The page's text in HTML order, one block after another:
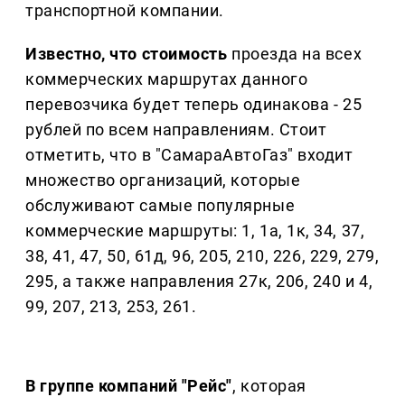
транспортной компании.
Известно, что стоимость проезда на всех
коммерческих маршрутах данного
перевозчика будет теперь одинакова - 25
рублей по всем направлениям. Стоит
отметить, что в "СамараАвтоГаз" входит
множество организаций, которые
обслуживают самые популярные
коммерческие маршруты: 1, 1а, 1к, 34, 37,
38, 41, 47, 50, 61д, 96, 205, 210, 226, 229, 279,
295, а также направления 27к, 206, 240 и 4,
99, 207, 213, 253, 261.
В группе компаний "Рейс", которая